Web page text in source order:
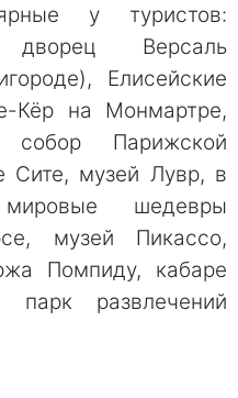
у туристов:
Версаль
Елисейские
Кёр на Монмартре,
собор Парижской
Сите, музей Лувр, в
шедевры
музей Пикассо,
Помпиду, кабаре
развлечений